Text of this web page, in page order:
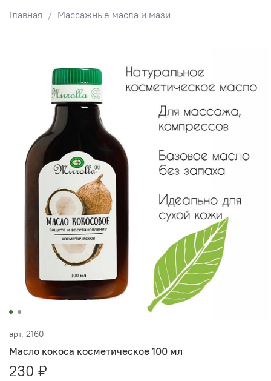
Главная Массажные масла и мази
арт. 2160
Масло кокоса косметическое 100 мл
230 ₽